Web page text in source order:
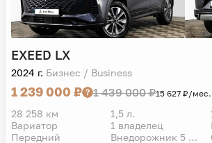
EXEED LX
2024 г. Бизнес / Business
1 239 000 ₽ 1 439 000 ₽15 627 ₽/мес.
28 258 км 1,5 л.
Вариатор
1 владелец
Передний
Внедорожник 5 дв.